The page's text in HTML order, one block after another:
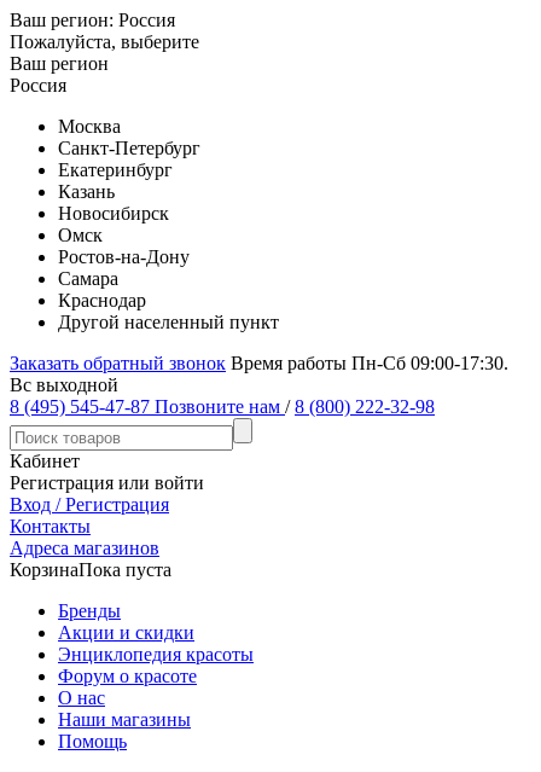
Ваш регион: Россия
Пожалуйста, выберите
Ваш регион
Россия
Москва
Санкт-Петербург
Екатеринбург
Казань
Новосибирск
Омск
Ростов-на-Дону
Самара
Краснодар
Другой населенный пункт
Заказать обратный звонок Время работы Пн-Сб 09:00-17:30.
Вс выходной
8 (495) 545-47-87 Позвоните нам / 8 (800) 222-32-98
Кабинет
Регистрация или войти
Вход / Регистрация
Контакты
Адреса магазинов
КорзинаПока пуста
Бренды
Акции и скидки
Энциклопедия красоты
Форум о красоте
О нас
Наши магазины
Помощь